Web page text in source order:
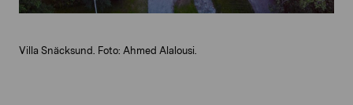
Villa Snäcksund. Foto: Ahmed Alalousi.